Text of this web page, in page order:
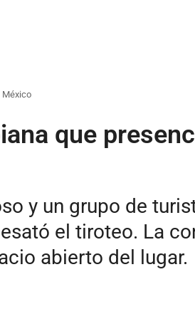
México
que
y un grupo de
el tiroteo. La
abierto del lugar.